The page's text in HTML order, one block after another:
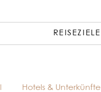
REISEZIELE
Hotels & Unterkünfte